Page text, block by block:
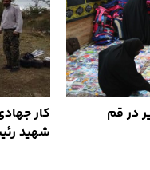
کار
شهید